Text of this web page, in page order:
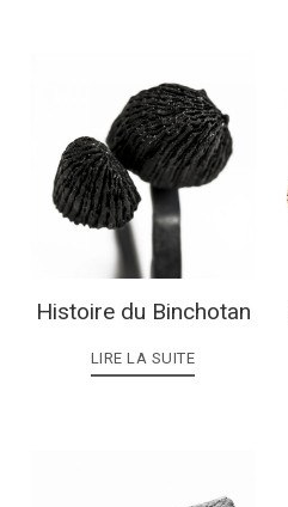
Histoire du Binchotan
LIRE LA SUITE